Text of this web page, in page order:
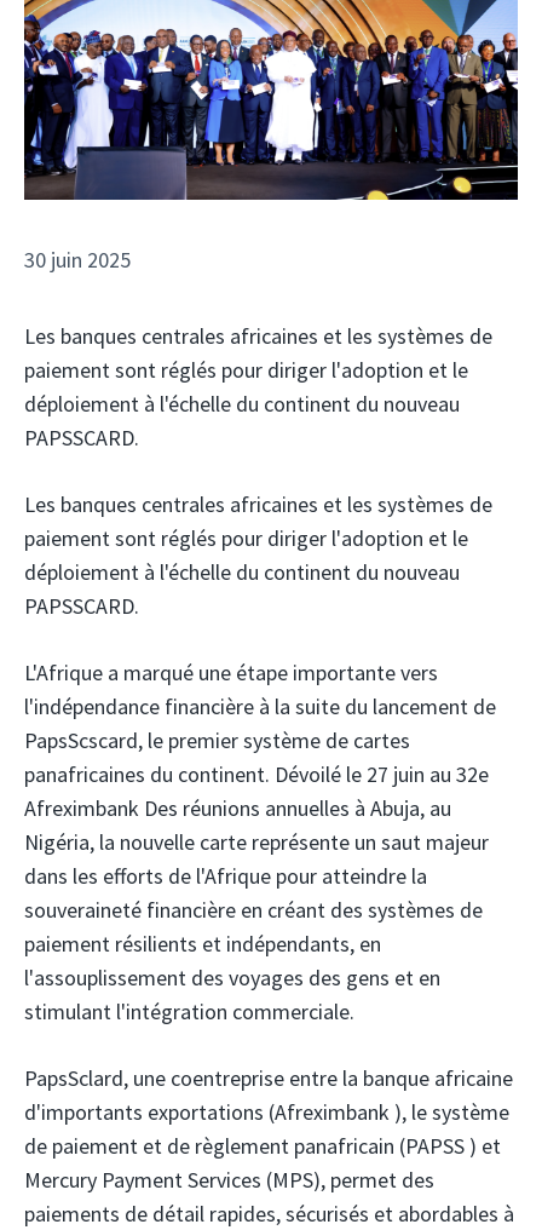
30 juin 2025
Les banques centrales africaines et les systèmes de
paiement sont réglés pour diriger l'adoption et le
déploiement à l'échelle du continent du nouveau
PAPSSCARD.
Les banques centrales africaines et les systèmes de
paiement sont réglés pour diriger l'adoption et le
déploiement à l'échelle du continent du nouveau
PAPSSCARD.
L'Afrique a marqué une étape importante vers
l'indépendance financière à la suite du lancement de
PapsScscard, le premier système de cartes
panafricaines du continent. Dévoilé le 27 juin au 32e
Afreximbank Des réunions annuelles à Abuja, au
Nigéria, la nouvelle carte représente un saut majeur
dans les efforts de l'Afrique pour atteindre la
souveraineté financière en créant des systèmes de
paiement résilients et indépendants, en
l'assouplissement des voyages des gens et en
stimulant l'intégration commerciale.
PapsSclard, une coentreprise entre la banque africaine
d'importants exportations (Afreximbank ), le système
de paiement et de règlement panafricain (PAPSS ) et
Mercury Payment Services (MPS), permet des
paiements de détail rapides, sécurisés et abordables à